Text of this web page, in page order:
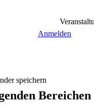
Anmelden
speichern
Bereichen